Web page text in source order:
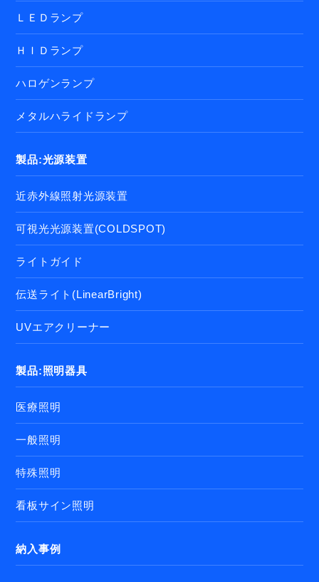
ＬＥＤランプ
ＨＩＤランプ
ハロゲンランプ
メタルハライドランプ
製品:光源装置
近赤外線照射光源装置
可視光光源装置(COLDSPOT)
ライトガイド
伝送ライト(LinearBright)
UVエアクリーナー
製品:照明器具
医療照明
一般照明
特殊照明
看板サイン照明
納入事例